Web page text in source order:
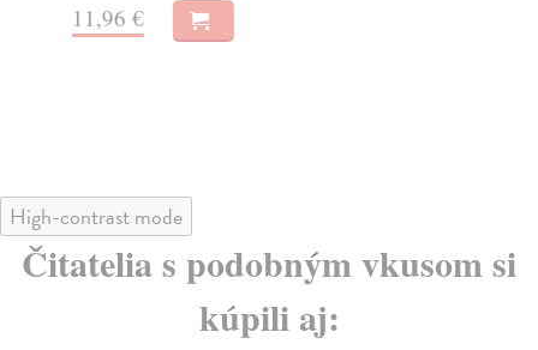
11,96 €
High-contrast mode
Čitatelia s podobným vkusom si
kúpili aj: